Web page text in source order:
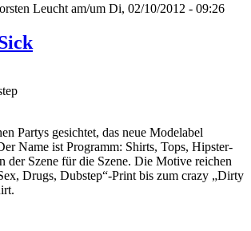
Leucht am/um Di, 02/10/2012 - 09:26
Partys gesichtet, das neue Modelabel
Name ist Programm: Shirts, Tops, Hipster-
der Szene für die Szene. Die Motive reichen
Drugs, Dubstep“-Print bis zum crazy „Dirty